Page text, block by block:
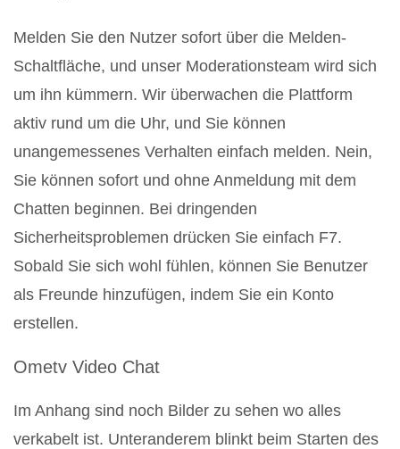
Melden Sie den Nutzer sofort über die Melden-
Schaltfläche, und unser Moderationsteam wird sich
um ihn kümmern. Wir überwachen die Plattform
aktiv rund um die Uhr, und Sie können
unangemessenes Verhalten einfach melden. Nein,
Sie können sofort und ohne Anmeldung mit dem
Chatten beginnen. Bei dringenden
Sicherheitsproblemen drücken Sie einfach F7.
Sobald Sie sich wohl fühlen, können Sie Benutzer
als Freunde hinzufügen, indem Sie ein Konto
erstellen.
Ometv Video Chat
Im Anhang sind noch Bilder zu sehen wo alles
verkabelt ist. Unteranderem blinkt beim Starten des